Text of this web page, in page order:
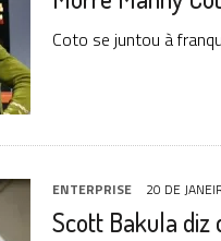
Coto se juntou à
ENTERPRISE 20 DE
Scott Bakula diz